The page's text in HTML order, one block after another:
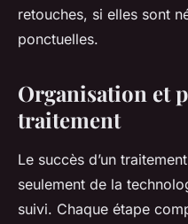
retouches, si elles sont
ponctuelles.
Organisation et
traitement
Le succès d’un
seulement de la
suivi. Chaque étape